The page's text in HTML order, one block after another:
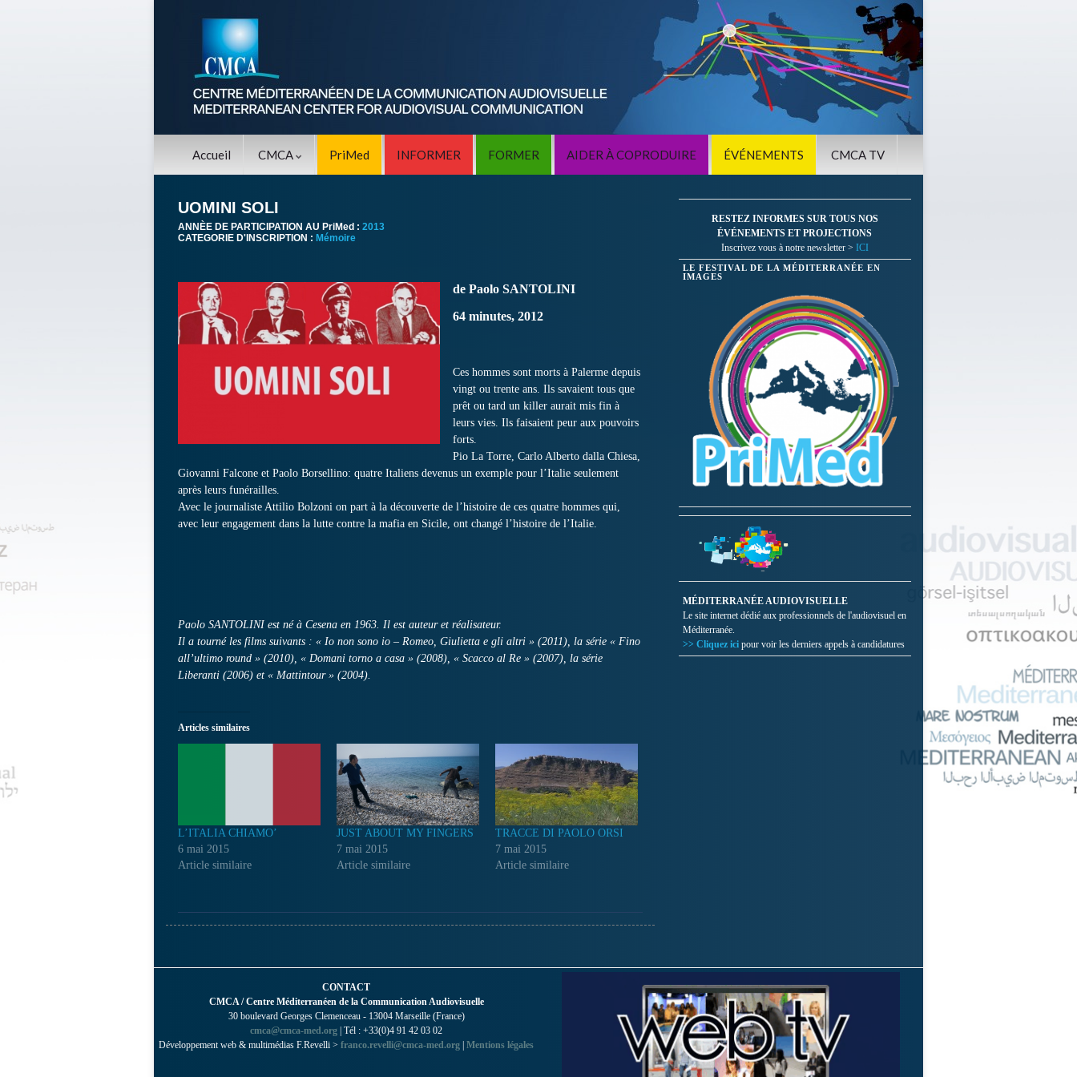
Accueil CMCA PriMed INFORMER FORMER AIDER À COPRODUIRE ÉVÉNEMENTS CMCA TV
UOMINI SOLI
ANNÈE DE PARTICIPATION AU PriMed : 2013
CATEGORIE D'INSCRIPTION : Mémoire
de Paolo SANTOLINI
64 minutes, 2012
Ces hommes sont morts à Palerme depuis
vingt ou trente ans. Ils savaient tous que
prêt ou tard un killer aurait mis fin à
leurs vies. Ils faisaient peur aux pouvoirs
forts.
Pio La Torre, Carlo Alberto dalla Chiesa,
Giovanni Falcone et Paolo Borsellino: quatre Italiens devenus un exemple pour l’Italie seulement
après leurs funérailles.
Avec le journaliste Attilio Bolzoni on part à la découverte de l’histoire de ces quatre hommes qui,
avec leur engagement dans la lutte contre la mafia en Sicile, ont changé l’histoire de l’Italie.
Paolo SANTOLINI est né à Cesena en 1963. Il est auteur et réalisateur.
Il a tourné les films suivants : « Io non sono io – Romeo, Giulietta e gli altri » (2011), la série « Fino
all’ultimo round » (2010), « Domani torno a casa » (2008), « Scacco al Re » (2007), la série
Liberanti (2006) et « Mattintour » (2004).
Articles similaires
L’ITALIA CHIAMO’
6 mai 2015
Article similaire
JUST ABOUT MY FINGERS
7 mai 2015
Article similaire
TRACCE DI PAOLO ORSI
7 mai 2015
Article similaire
RESTEZ INFORMES SUR TOUS NOS
ÉVÉNEMENTS ET PROJECTIONS
Inscrivez vous à notre newsletter > ICI
LE FESTIVAL DE LA MÉDITERRANÉE EN
IMAGES
MÉDITERRANÉE AUDIOVISUELLE
Le site internet dédié aux professionnels de l'audiovisuel en
Méditerranée.
>> Cliquez ici pour voir les derniers appels à candidatures
CONTACT
CMCA / Centre Méditerranéen de la Communication Audiovisuelle
30 boulevard Georges Clemenceau - 13004 Marseille (France)
cmca@cmca-med.org | Tél : +33(0)4 91 42 03 02
Développement web & multimédias F.Revelli > franco.revelli@cmca-med.org | Mentions légales